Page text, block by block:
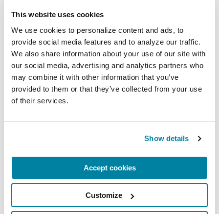
This website uses cookies
We use cookies to personalize content and ads, to
provide social media features and to analyze our traffic.
We also share information about your use of our site with
our social media, advertising and analytics partners who
may combine it with other information that you’ve
provided to them or that they’ve collected from your use
of their services.
Show details
Accept cookies
Customize
inscríbase hoy.
Materiales
Relacionados
PODCASTS
importantes las pruebas
genéticas?
ESCUCHAR AHORA